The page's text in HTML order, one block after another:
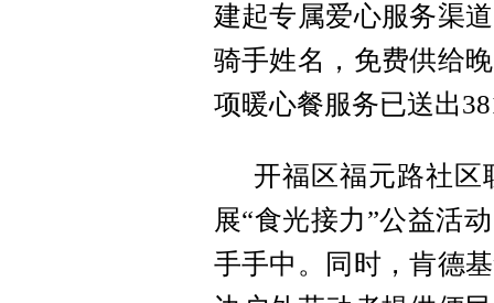
建起专属爱心服务渠
骑手姓名，免费供给
项暖心餐服务已送出
开福区福元路社区
展“食光接力”公益活
手手中。同时，肯德